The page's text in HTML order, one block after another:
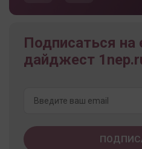
Подписаться
дайджест